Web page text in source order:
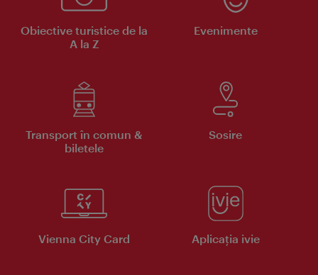
Obiective turistice de la
A la Z
Evenimente
Transport în comun &
biletele
Sosire
Vienna City Card Aplicaţia ivie